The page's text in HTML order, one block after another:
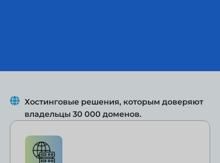
Хостинговые решения, которым доверяют
владельцы 30 000 доменов.